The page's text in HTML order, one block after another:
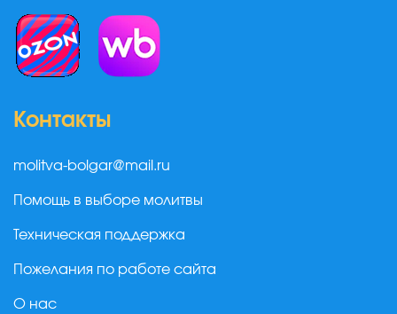
Контакты
molitva-bolgar@mail.ru
Помощь в выборе молитвы
Техническая поддержка
Пожелания по работе сайта
О нас